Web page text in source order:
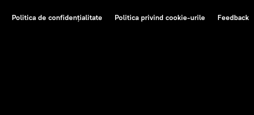
Politica de confidențialitate Politica privind cookie-urile Feedback